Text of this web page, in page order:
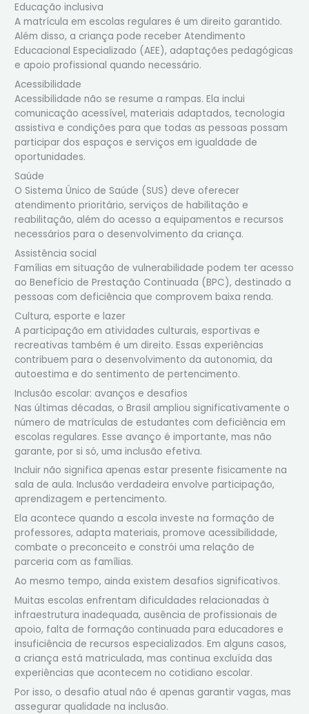
Educação inclusiva
A matrícula em escolas regulares é um direito garantido.
Além disso, a criança pode receber Atendimento
Educacional Especializado (AEE), adaptações pedagógicas
e apoio profissional quando necessário.
Acessibilidade
Acessibilidade não se resume a rampas. Ela inclui
comunicação acessível, materiais adaptados, tecnologia
assistiva e condições para que todas as pessoas possam
participar dos espaços e serviços em igualdade de
oportunidades.
Saúde
O Sistema Único de Saúde (SUS) deve oferecer
atendimento prioritário, serviços de habilitação e
reabilitação, além do acesso a equipamentos e recursos
necessários para o desenvolvimento da criança.
Assistência social
Famílias em situação de vulnerabilidade podem ter acesso
ao Benefício de Prestação Continuada (BPC), destinado a
pessoas com deficiência que comprovem baixa renda.
Cultura, esporte e lazer
A participação em atividades culturais, esportivas e
recreativas também é um direito. Essas experiências
contribuem para o desenvolvimento da autonomia, da
autoestima e do sentimento de pertencimento.
Inclusão escolar: avanços e desafios
Nas últimas décadas, o Brasil ampliou significativamente o
número de matrículas de estudantes com deficiência em
escolas regulares. Esse avanço é importante, mas não
garante, por si só, uma inclusão efetiva.
Incluir não significa apenas estar presente fisicamente na
sala de aula. Inclusão verdadeira envolve participação,
aprendizagem e pertencimento.
Ela acontece quando a escola investe na formação de
professores, adapta materiais, promove acessibilidade,
combate o preconceito e constrói uma relação de
parceria com as famílias.
Ao mesmo tempo, ainda existem desafios significativos.
Muitas escolas enfrentam dificuldades relacionadas à
infraestrutura inadequada, ausência de profissionais de
apoio, falta de formação continuada para educadores e
insuficiência de recursos especializados. Em alguns casos,
a criança está matriculada, mas continua excluída das
experiências que acontecem no cotidiano escolar.
Por isso, o desafio atual não é apenas garantir vagas, mas
assegurar qualidade na inclusão.